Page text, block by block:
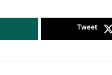
Tweet